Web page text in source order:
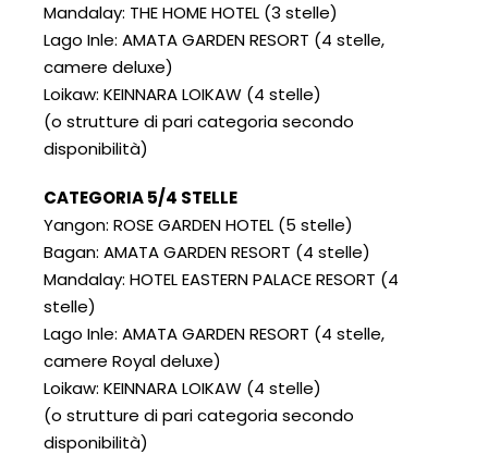
Mandalay: THE HOME HOTEL (3 stelle)
Lago Inle: AMATA GARDEN RESORT (4 stelle,
camere deluxe)
Loikaw: KEINNARA LOIKAW (4 stelle)
(o strutture di pari categoria secondo
disponibilità)
CATEGORIA 5/4 STELLE
Yangon: ROSE GARDEN HOTEL (5 stelle)
Bagan: AMATA GARDEN RESORT (4 stelle)
Mandalay: HOTEL EASTERN PALACE RESORT (4
stelle)
Lago Inle: AMATA GARDEN RESORT (4 stelle,
camere Royal deluxe)
Loikaw: KEINNARA LOIKAW (4 stelle)
(o strutture di pari categoria secondo
disponibilità)